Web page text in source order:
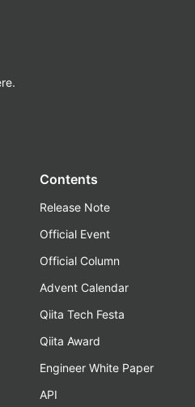
Contents
Release Note
Official Event
Official Column
Advent Calendar
Qiita Tech Festa
Qiita Award
Engineer White Paper
API